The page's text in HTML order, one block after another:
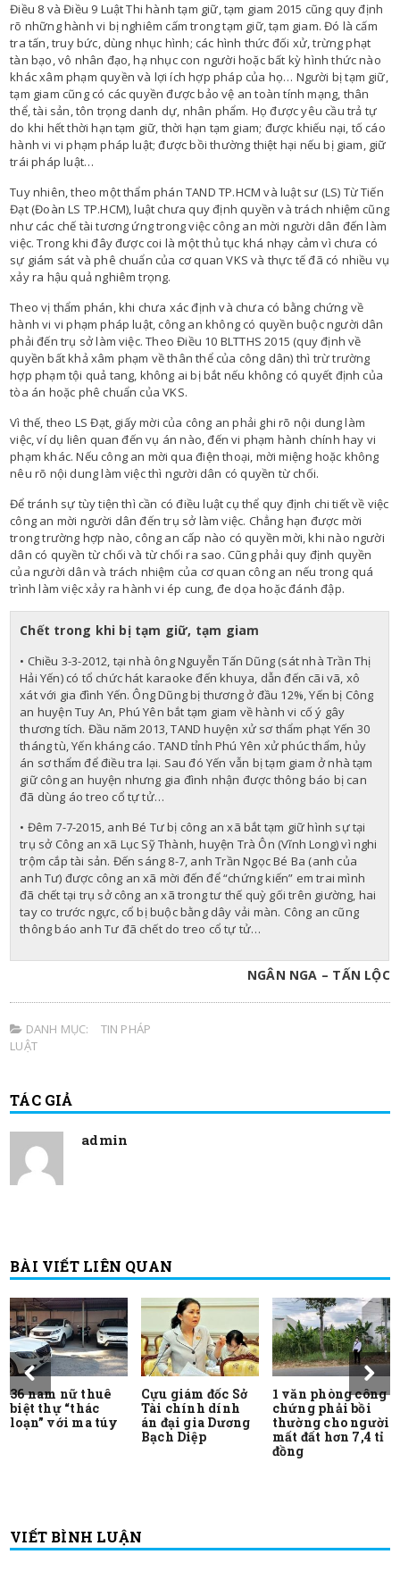
Điều 8 và Điều 9 Luật Thi hành tạm giữ, tạm giam 2015 cũng quy định
rõ những hành vi bị nghiêm cấm trong tạm giữ, tạm giam. Đó là cấm
tra tấn, truy bức, dùng nhục hình; các hình thức đối xử, trừng phạt
tàn bạo, vô nhân đạo, hạ nhục con người hoặc bất kỳ hình thức nào
khác xâm phạm quyền và lợi ích hợp pháp của họ… Người bị tạm giữ,
tạm giam cũng có các quyền được bảo vệ an toàn tính mạng, thân
thể, tài sản, tôn trọng danh dự, nhân phẩm. Họ được yêu cầu trả tự
do khi hết thời hạn tạm giữ, thời hạn tạm giam; được khiếu nại, tố cáo
hành vi vi phạm pháp luật; được bồi thường thiệt hại nếu bị giam, giữ
trái pháp luật…
Tuy nhiên, theo một thẩm phán TAND TP.HCM và luật sư (LS) Từ Tiến
Đạt (Đoàn LS TP.HCM), luật chưa quy định quyền và trách nhiệm cũng
như các chế tài tương ứng trong việc công an mời người dân đến làm
việc. Trong khi đây được coi là một thủ tục khá nhạy cảm vì chưa có
sự giám sát và phê chuẩn của cơ quan VKS và thực tế đã có nhiều vụ
xảy ra hậu quả nghiêm trọng.
Theo vị thẩm phán, khi chưa xác định và chưa có bằng chứng về
hành vi vi phạm pháp luật, công an không có quyền buộc người dân
phải đến trụ sở làm việc. Theo Điều 10 BLTTHS 2015 (quy định về
quyền bất khả xâm phạm về thân thể của công dân) thì trừ trường
hợp phạm tội quả tang, không ai bị bắt nếu không có quyết định của
tòa án hoặc phê chuẩn của VKS.
Vì thế, theo LS Đạt, giấy mời của công an phải ghi rõ nội dung làm
việc, ví dụ liên quan đến vụ án nào, đến vi phạm hành chính hay vi
phạm khác. Nếu công an mời qua điện thoại, mời miệng hoặc không
nêu rõ nội dung làm việc thì người dân có quyền từ chối.
Để tránh sự tùy tiện thì cần có điều luật cụ thể quy định chi tiết về việc
công an mời người dân đến trụ sở làm việc. Chẳng hạn được mời
trong trường hợp nào, công an cấp nào có quyền mời, khi nào người
dân có quyền từ chối và từ chối ra sao. Cũng phải quy định quyền
của người dân và trách nhiệm của cơ quan công an nếu trong quá
trình làm việc xảy ra hành vi ép cung, đe dọa hoặc đánh đập.
Chết trong khi bị tạm giữ, tạm giam
• Chiều 3-3-2012, tại nhà ông Nguyễn Tấn Dũng (sát nhà Trần Thị
Hải Yến) có tổ chức hát karaoke đến khuya, dẫn đến cãi vã, xô
xát với gia đình Yến. Ông Dũng bị thương ở đầu 12%, Yến bị Công
an huyện Tuy An, Phú Yên bắt tạm giam về hành vi cố ý gây
thương tích. Đầu năm 2013, TAND huyện xử sơ thẩm phạt Yến 30
tháng tù, Yến kháng cáo. TAND tỉnh Phú Yên xử phúc thẩm, hủy
án sơ thẩm để điều tra lại. Sau đó Yến vẫn bị tạm giam ở nhà tạm
giữ công an huyện nhưng gia đình nhận được thông báo bị can
đã dùng áo treo cổ tự tử…
• Đêm 7-7-2015, anh Bé Tư bị công an xã bắt tạm giữ hình sự tại
trụ sở Công an xã Lục Sỹ Thành, huyện Trà Ôn (Vĩnh Long) vì nghi
trộm cắp tài sản. Đến sáng 8-7, anh Trần Ngọc Bé Ba (anh của
anh Tư) được công an xã mời đến để “chứng kiến” em trai mình
đã chết tại trụ sở công an xã trong tư thế quỳ gối trên giường, hai
tay co trước ngực, cổ bị buộc bằng dây vải màn. Công an cũng
thông báo anh Tư đã chết do treo cổ tự tử…
NGÂN NGA – TẤN LỘC
DANH MỤC:
TIN PHÁP
LUẬT
TÁC GIẢ
admin
BÀI VIẾT LIÊN QUAN
36 nam nữ thuê
biệt thự “thác
loạn” với ma túy
Cựu giám đốc Sở
Tài chính dính
án đại gia Dương
Bạch Diệp
1 văn phòng công
chứng phải bồi
thường cho người
mất đất hơn 7,4 tỉ
đồng
VIẾT BÌNH LUẬN